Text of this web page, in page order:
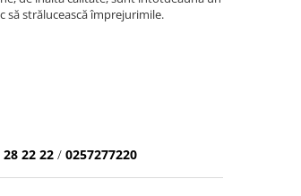
să strălucească împrejurimile.
28 22 22 / 0257277220